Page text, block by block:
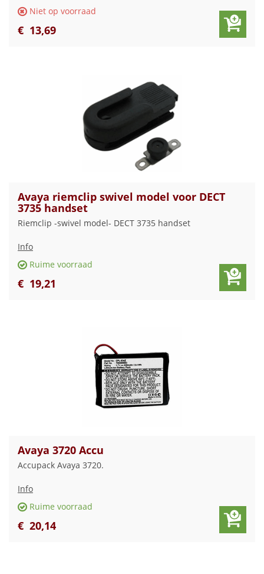
Niet op voorraad
€ 13,69
Avaya riemclip swivel model voor DECT
3735 handset
Riemclip -swivel model- DECT 3735 handset
Info
Ruime voorraad
€ 19,21
Avaya 3720 Accu
Accupack Avaya 3720.
Info
Ruime voorraad
€ 20,14